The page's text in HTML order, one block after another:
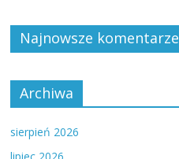
Najnowsze komentarze
Archiwa
sierpień 2026